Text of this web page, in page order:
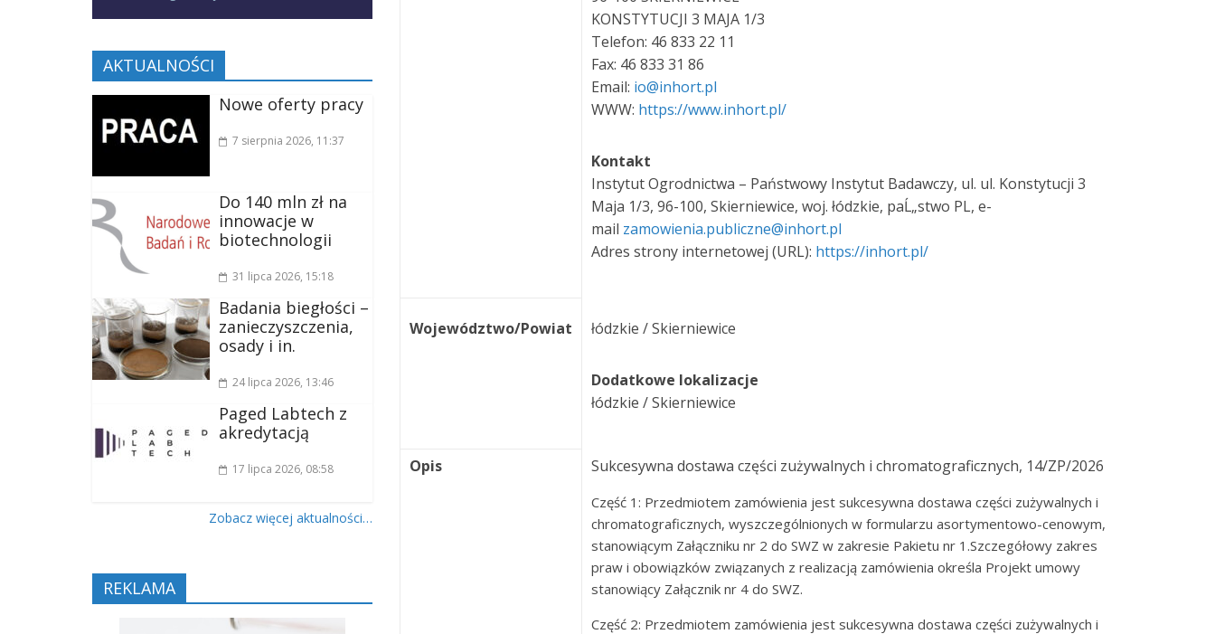
KONSTYTUCJI 3 MAJA 1/3
Telefon: 46 833 22 11
Fax: 46 833 31 86
Email: io@inhort.pl
WWW: https://www.inhort.pl/
Kontakt
Instytut Ogrodnictwa – Państwowy Instytut Badawczy, ul. ul. Konstytucji 3
Maja 1/3, 96-100, Skierniewice, woj. łódzkie, paĹ„stwo PL, e-
mail zamowienia.publiczne@inhort.pl
Adres strony internetowej (URL): https://inhort.pl/
Województwo/Powiat łódzkie / Skierniewice
Dodatkowe lokalizacje
łódzkie / Skierniewice
Opis Sukcesywna dostawa części zużywalnych i chromatograficznych, 14/ZP/2026
Część 1: Przedmiotem zamówienia jest sukcesywna dostawa części zużywalnych i
chromatograficznych, wyszczególnionych w formularzu asortymentowo-cenowym,
stanowiącym Załączniku nr 2 do SWZ w zakresie Pakietu nr 1.Szczegółowy zakres
praw i obowiązków związanych z realizacją zamówienia określa Projekt umowy
stanowiący Załącznik nr 4 do SWZ.
Część 2: Przedmiotem zamówienia jest sukcesywna dostawa części zużywalnych i
AKTUALNOŚCI
Nowe oferty pracy
7 sierpnia 2026, 11:37
Do 140 mln zł na
innowacje w
biotechnologii
31 lipca 2026, 15:18
Badania biegłości –
zanieczyszczenia,
osady i in.
24 lipca 2026, 13:46
Paged Labtech z
akredytacją
17 lipca 2026, 08:58
Zobacz więcej aktualności…
REKLAMA